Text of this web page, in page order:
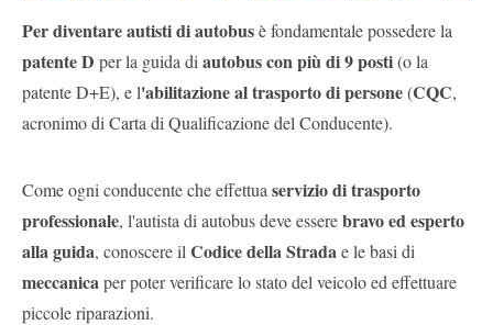
Per diventare autisti di autobusè fondamentale possedere la
patente D per la guida di autobus con più di 9 posti(o la
patente D+E), e l'abilitazione al trasporto di persone(CQC,
acronimo di Carta di Qualificazione del Conducente).
Come ogni conducente che effettua servizio di trasporto
professionale, l'autista di autobus deve esserebravo ed esperto
alla guida, conoscere il Codice della Strada e le basi di
meccanica per poter verificare lo stato del veicolo ed effettuare
piccole riparazioni.